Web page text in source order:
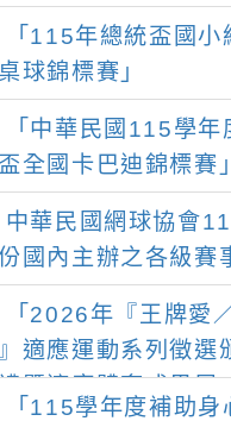
「115年總統盃國小
球錦標賽」
「中華民國115學年
全國卡巴迪錦標賽」
中華民國網球協會
國內主辦之各級賽
「2026年『王牌愛
適應運動系列徵選
暨適應體育成果展
「115學年度補助身
全
」
6月8日世界海
市辦理「海洋
宣導，徵求短
稿，歡迎師生